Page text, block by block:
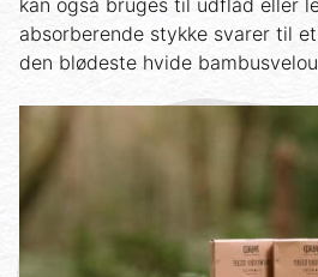
absorberende stykke svarer til
den blødeste hvide